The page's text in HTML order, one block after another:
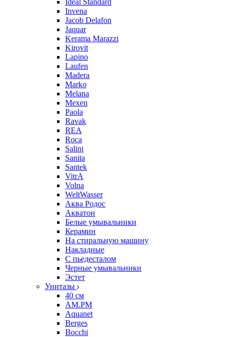
Ideal Standard
Invena
Jacob Delafon
Jaquar
Kerama Marazzi
Kirovit
Lapino
Laufen
Madera
Marko
Melana
Mexen
Paola
Ravak
REA
Roca
Salini
Sanita
Santek
VitrA
Volna
WeltWasser
Аква Родос
Акватон
Белые умывальники
Керамин
На стиральную машину
Накладные
С пьедесталом
Черные умывальники
Эстет
Унитазы
40 см
AM.PM
Aquanet
Berges
Bocchi